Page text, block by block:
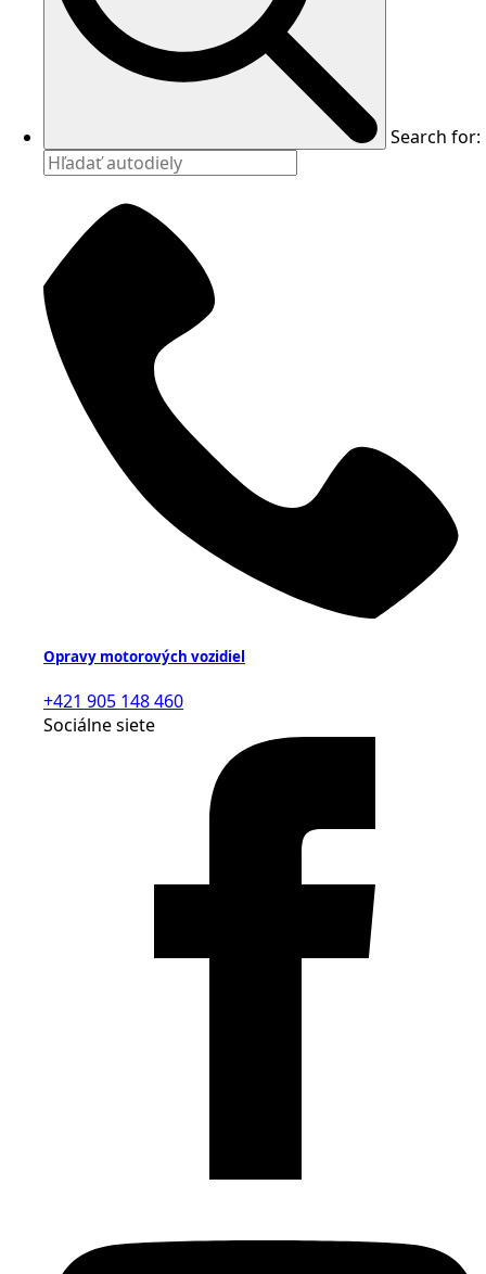
Search for:
Opravy motorových vozidiel
+421 905 148 460
Sociálne siete